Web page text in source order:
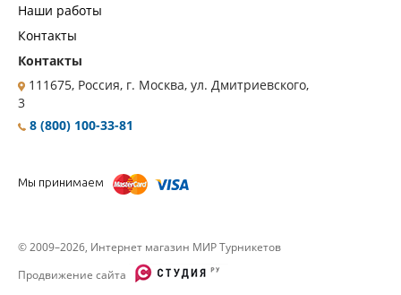
Наши работы
Контакты
Контакты
111675, Россия, г. Москва, ул. Дмитриевского,
3
8 (800) 100-33-81
Мы принимаем
© 2009–2026, Интернет магазин МИР Турникетов
Продвижение сайта